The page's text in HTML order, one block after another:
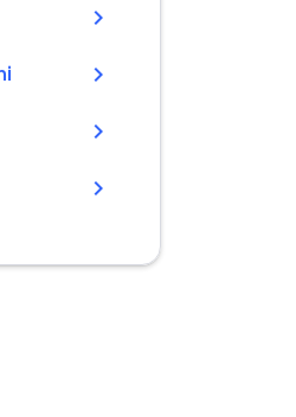
chevron_right
chevron_right
chevron_right
chevron_right